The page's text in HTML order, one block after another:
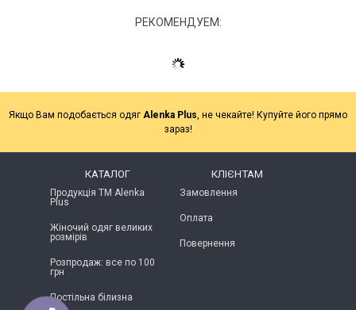
РЕКОМЕНДУЕМ:
Якщо Вам подобається одяг Alenka Plus , не чекайте! Купуйте його прямо
зараз!
КАТАЛОГ
Продукція ТМ Alenka
Plus
Жіночий одяг великих
розмірів
Розпродаж: все по 100
грн
Постільна білизна
КЛІЄНТАМ
Замовлення
Оплата
Повернення